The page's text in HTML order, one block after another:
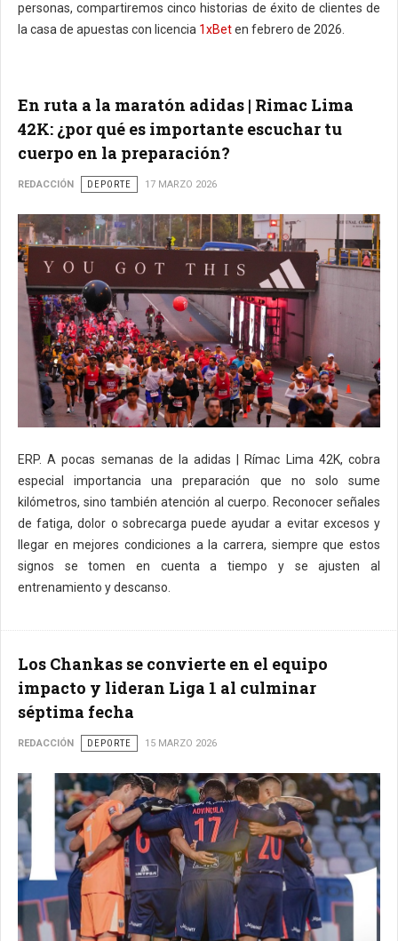
personas, compartiremos cinco historias de éxito de clientes de
la casa de apuestas con licencia 1xBeten febrero de 2026.
En ruta a la maratón adidas | Rimac Lima
42K: ¿por qué es importante escuchar tu
cuerpo en la preparación?
REDACCIÓN DEPORTE 17 MARZO 2026
ERP. A pocas semanas de la adidas | Rímac Lima 42K, cobra
especial importancia una preparación que no solo sume
kilómetros, sino también atención al cuerpo. Reconocer señales
de fatiga, dolor o sobrecarga puede ayudar a evitar excesos y
llegar en mejores condiciones a la carrera, siempre que estos
signos se tomen en cuenta a tiempo y se ajusten al
entrenamiento y descanso.
Los Chankas se convierte en el equipo
impacto y lideran Liga 1 al culminar
séptima fecha
REDACCIÓN DEPORTE 15 MARZO 2026